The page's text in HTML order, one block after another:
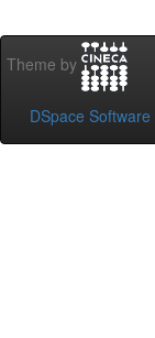
Theme by
DSpace Software